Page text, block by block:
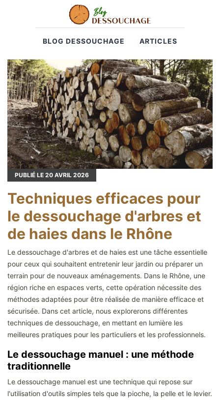
BLOG DESSOUCHAGE ARTICLES
PUBLIÉ LE 20 AVRIL 2026
Techniques efficaces pour
le dessouchage d'arbres et
de haies dans le Rhône
Le dessouchage d'arbres et de haies est une tâche essentielle
pour ceux qui souhaitent entretenir leur jardin ou préparer un
terrain pour de nouveaux aménagements. Dans le Rhône, une
région riche en espaces verts, cette opération nécessite des
méthodes adaptées pour être réalisée de manière efficace et
sécurisée. Dans cet article, nous explorerons différentes
techniques de dessouchage, en mettant en lumière les
meilleures pratiques pour les particuliers et les professionnels.
Le dessouchage manuel : une méthode
traditionnelle
Le dessouchage manuel est une technique qui repose sur
l'utilisation d'outils simples tels que la pioche, la pelle et le levier.